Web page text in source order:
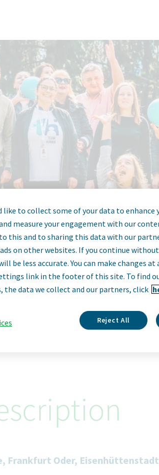
Ost,
Frankfurt
Frankfurt Oder,
like to collect some of your data to enhance
measure your engagement with our
this and to sharing this data with our
on other websites. If you continue
be less accurate. You can make changes
link in the footer of this site. To find
the data we collect and our partners, click
Reject All